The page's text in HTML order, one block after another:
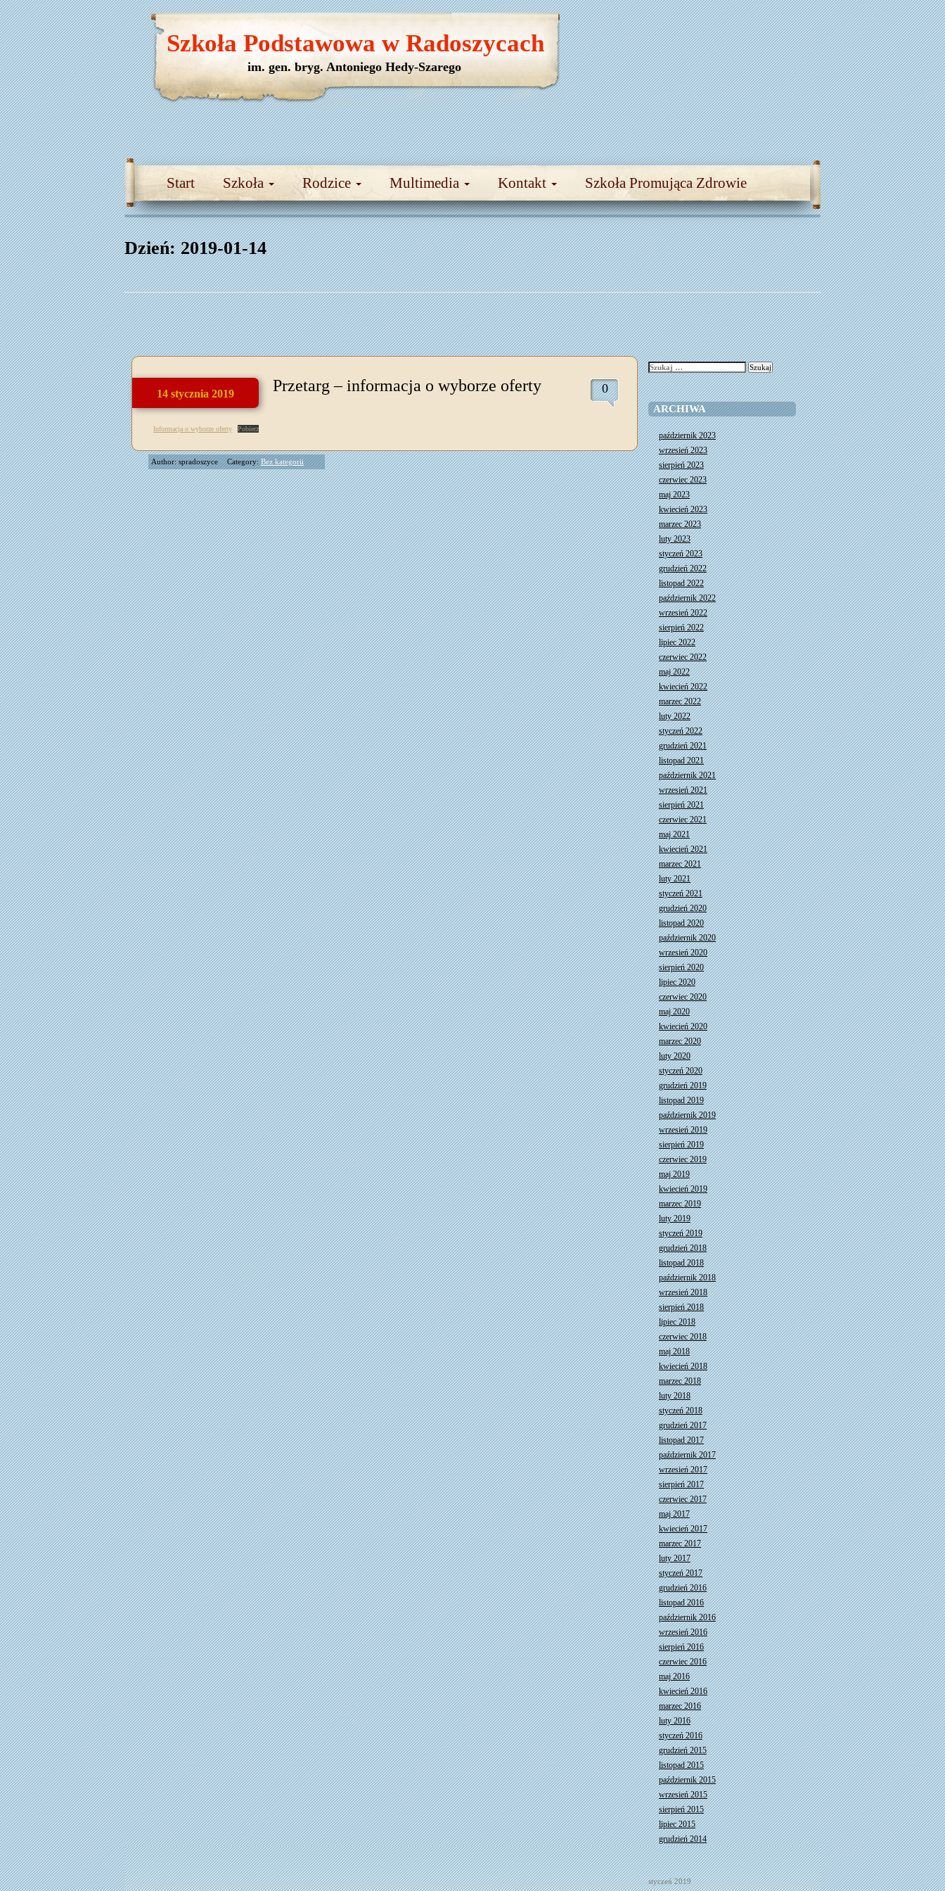
Start Szkoła Rodzice Multimedia Kontakt Szkoła Promująca Zdrowie
Szkoła Podstawowa w Radoszycach
im. gen. bryg. Antoniego Hedy-Szarego
Dzień:2019-01-14
14 stycznia 2019 Przetarg – informacja o wyborze oferty 0
Informacja o wyborze oferty Pobierz
Author: spradoszyce Category:Bez kategorii
Szukaj:
ARCHIWA
październik 2023
wrzesień 2023
sierpień 2023
czerwiec 2023
maj 2023
kwiecień 2023
marzec 2023
luty 2023
styczeń 2023
grudzień 2022
listopad 2022
październik 2022
wrzesień 2022
sierpień 2022
lipiec 2022
czerwiec 2022
maj 2022
kwiecień 2022
marzec 2022
luty 2022
styczeń 2022
grudzień 2021
listopad 2021
październik 2021
wrzesień 2021
sierpień 2021
czerwiec 2021
maj 2021
kwiecień 2021
marzec 2021
luty 2021
styczeń 2021
grudzień 2020
listopad 2020
październik 2020
wrzesień 2020
sierpień 2020
lipiec 2020
czerwiec 2020
maj 2020
kwiecień 2020
marzec 2020
luty 2020
styczeń 2020
grudzień 2019
listopad 2019
październik 2019
wrzesień 2019
sierpień 2019
czerwiec 2019
maj 2019
kwiecień 2019
marzec 2019
luty 2019
styczeń 2019
grudzień 2018
listopad 2018
październik 2018
wrzesień 2018
sierpień 2018
lipiec 2018
czerwiec 2018
maj 2018
kwiecień 2018
marzec 2018
luty 2018
styczeń 2018
grudzień 2017
listopad 2017
październik 2017
wrzesień 2017
sierpień 2017
czerwiec 2017
maj 2017
kwiecień 2017
marzec 2017
luty 2017
styczeń 2017
grudzień 2016
listopad 2016
październik 2016
wrzesień 2016
sierpień 2016
czerwiec 2016
maj 2016
kwiecień 2016
marzec 2016
luty 2016
styczeń 2016
grudzień 2015
listopad 2015
październik 2015
wrzesień 2015
sierpień 2015
lipiec 2015
grudzień 2014
styczeń 2019